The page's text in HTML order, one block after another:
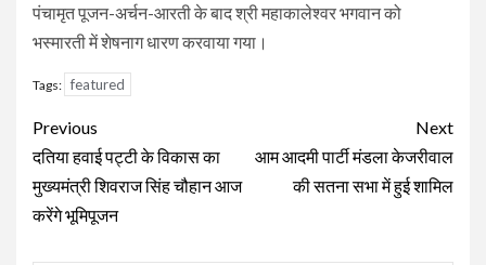
पंचामृत पूजन-अर्चन-आरती के बाद श्री महाकालेश्वर भगवान को
भस्मारती में शेषनाग धारण करवाया गया।
Tags: featured
Continue
Reading
Previous
दतिया हवाई पट्टी के विकास का
मुख्यमंत्री शिवराज सिंह चौहान आज
करेंगे भूमिपूजन
Next
आम आदमी पार्टी मंडला केजरीवाल
की सतना सभा में हुई शामिल